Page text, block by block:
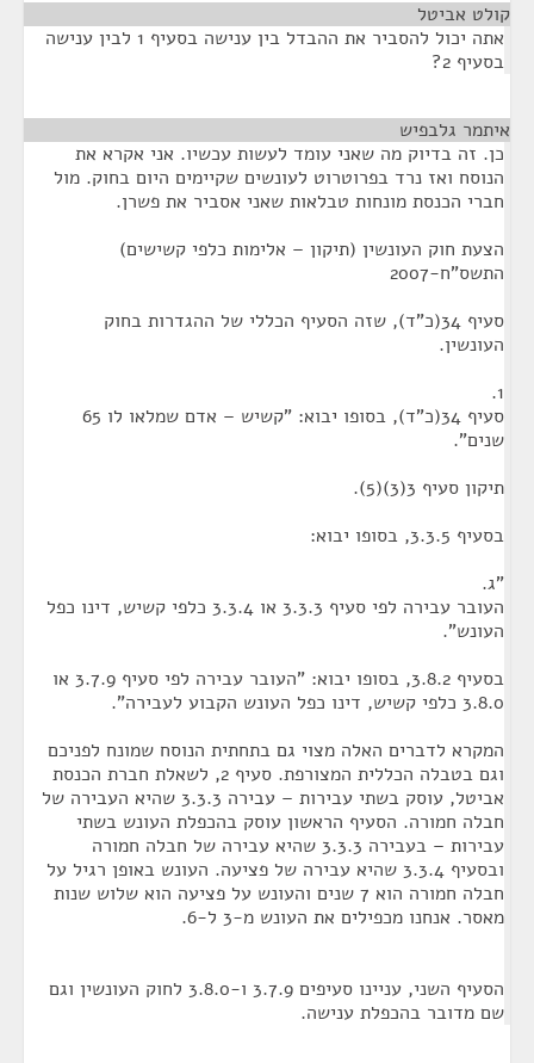
קולט אביטל
אתה יכול להסביר את ההבדל בין ענישה בסעיף 1 לבין ענישה
בסעיף 2?
איתמר גלבפיש
כן. זה בדיוק מה שאני עומד לעשות עכשיו. אני אקרא את
הנוסח ואז נרד בפרוטרוט לעונשים שקיימים היום בחוק. מול
חברי הכנסת מונחות טבלאות שאני אסביר את פשרן.
הצעת חוק העונשין (תיקון – אלימות כלפי קשישים)
התשס"ח-2007
סעיף 34(כ"ד), שזה הסעיף הכללי של ההגדרות בחוק
העונשין.
1.
סעיף 34(כ"ד), בסופו יבוא: "קשיש – אדם שמלאו לו 65
שנים".
תיקון סעיף 3(3)(5).
בסעיף 3.3.5, בסופו יבוא:
"ג.
העובר עבירה לפי סעיף 3.3.3 או 3.3.4 כלפי קשיש, דינו כפל
העונש".
בסעיף 3.8.2, בסופו יבוא: "העובר עבירה לפי סעיף 3.7.9 או
3.8.0 כלפי קשיש, דינו כפל העונש הקבוע לעבירה".
המקרא לדברים האלה מצוי גם בתחתית הנוסח שמונח לפניכם
וגם בטבלה הכללית המצורפת. סעיף 2, לשאלת חברת הכנסת
אביטל, עוסק בשתי עבירות – עבירה 3.3.3 שהיא העבירה של
חבלה חמורה. הסעיף הראשון עוסק בהכפלת העונש בשתי
עבירות – בעבירה 3.3.3 שהיא עבירה של חבלה חמורה
ובסעיף 3.3.4 שהיא עבירה של פציעה. העונש באופן רגיל על
חבלה חמורה הוא 7 שנים והעונש על פציעה הוא שלוש שנות
מאסר. אנחנו מכפילים את העונש מ-3 ל-6.
הסעיף השני, עניינו סעיפים 3.7.9 ו-3.8.0 לחוק העונשין וגם
שם מדובר בהכפלת ענישה.